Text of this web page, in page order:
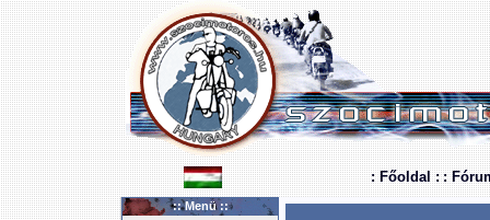
: Főoldal : :
:: Menü ::